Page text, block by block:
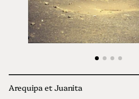
Arequipa et Juanita